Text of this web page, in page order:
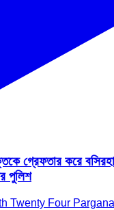
গ্রেফতার করে
পুলিশ
Twenty Four